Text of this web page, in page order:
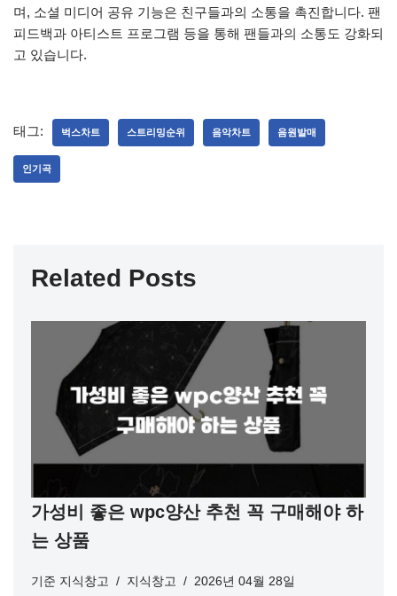
며, 소셜 미디어 공유 기능은 친구들과의 소통을 촉진합니다. 팬
피드백과 아티스트 프로그램 등을 통해 팬들과의 소통도 강화되
고 있습니다.
태그: 벅스차트 스트리밍순위 음악차트 음원발매
인기곡
Related Posts
가성비 좋은 wpc양산 추천 꼭 구매해야 하
는 상품
기준 지식창고 지식창고 2026년 04월 28일